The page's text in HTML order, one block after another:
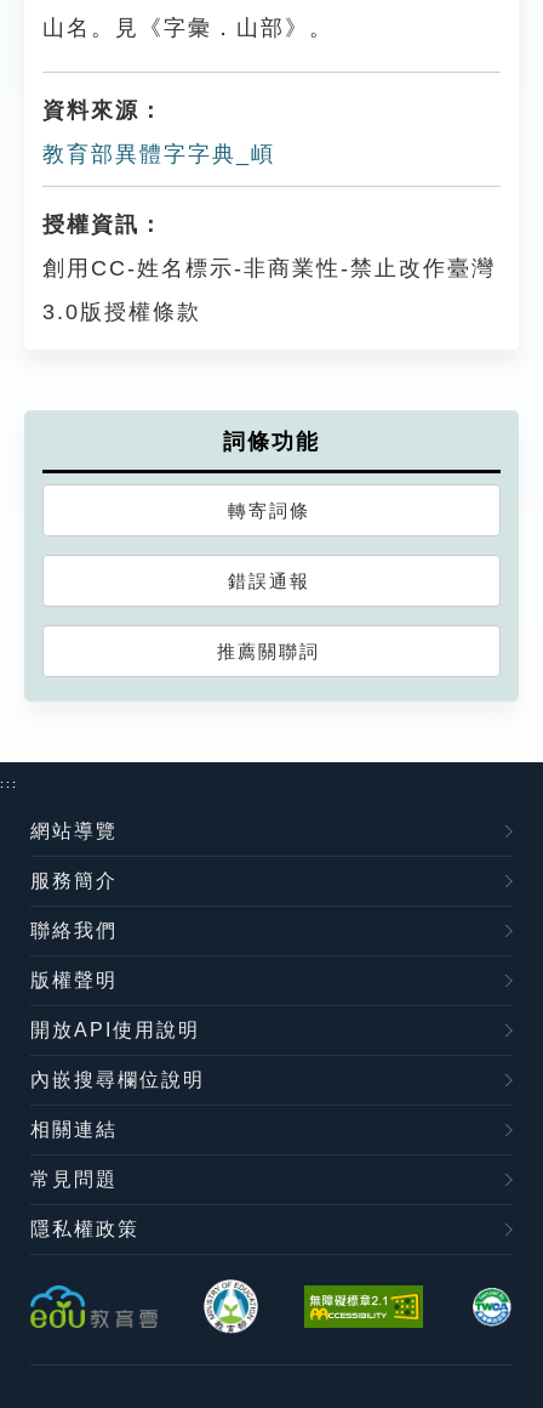
山名。見《字彙．山部》。
資料來源：
教育部異體字字典_崸
授權資訊：
創用CC-姓名標示-非商業性-禁止改作臺灣
3.0版授權條款
詞條功能
轉寄詞條
錯誤通報
推薦關聯詞
:::
網站導覽
服務簡介
聯絡我們
版權聲明
開放API使用說明
內嵌搜尋欄位說明
相關連結
常見問題
隱私權政策